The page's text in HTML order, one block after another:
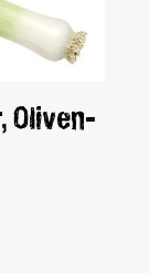
Oliven-